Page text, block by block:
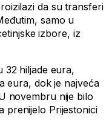
da su transferi
samo u
izbore, iz
32 hiljade eura,
eura, dok je najveća
novembru nije bilo
prenijelo Prijestonici